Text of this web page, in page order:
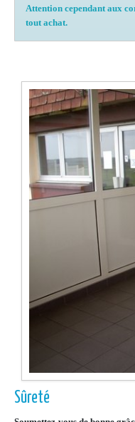
Attention cependant aux
tout achat.
Sûreté